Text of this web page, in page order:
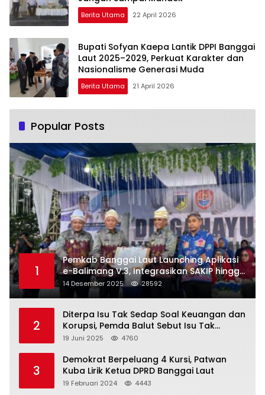
Berita Utama 22 April 2026
Bupati Sofyan Kaepa Lantik DPPI Banggai
Laut 2025–2029, Perkuat Karakter dan
Nasionalisme Generasi Muda
Berita Utama 21 April 2026
Popular Posts
1
Pemkab Banggai Laut Launching Aplikasi
e-Balimang V.3, Integrasikan SAKIP hingga
Satu Data Layanan Publik
14 Desember 2025 28592
2
Diterpa Isu Tak Sedap Soal Keuangan dan
Korupsi, Pemda Balut Sebut Isu Tak
Berdasar
19 Juni 2025 4760
3
Demokrat Berpeluang 4 Kursi, Patwan
Kuba Lirik Ketua DPRD Banggai Laut
19 Februari 2024 4443